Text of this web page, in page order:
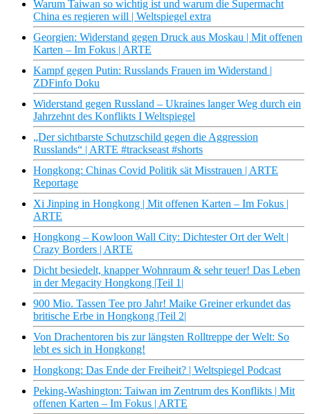
Warum Taiwan so wichtig ist und warum die Supermacht
China es regieren will | Weltspiegel extra
Georgien: Widerstand gegen Druck aus Moskau | Mit offenen
Karten – Im Fokus | ARTE
Kampf gegen Putin: Russlands Frauen im Widerstand |
ZDFinfo Doku
Widerstand gegen Russland – Ukraines langer Weg durch ein
Jahrzehnt des Konflikts I Weltspiegel
„Der sichtbarste Schutzschild gegen die Aggression
Russlands“ | ARTE #trackseast #shorts
Hongkong: Chinas Covid Politik sät Misstrauen | ARTE
Reportage
Xi Jinping in Hongkong | Mit offenen Karten – Im Fokus |
ARTE
Hongkong – Kowloon Wall City: Dichtester Ort der Welt |
Crazy Borders | ARTE
Dicht besiedelt, knapper Wohnraum & sehr teuer! Das Leben
in der Megacity Hongkong |Teil 1|
900 Mio. Tassen Tee pro Jahr! Maike Greiner erkundet das
britische Erbe in Hongkong |Teil 2|
Von Drachentoren bis zur längsten Rolltreppe der Welt: So
lebt es sich in Hongkong!
Hongkong: Das Ende der Freiheit? | Weltspiegel Podcast
Peking-Washington: Taiwan im Zentrum des Konflikts | Mit
offenen Karten – Im Fokus | ARTE